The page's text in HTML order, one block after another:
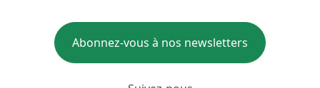
Abonnez-vous à nos newsletters